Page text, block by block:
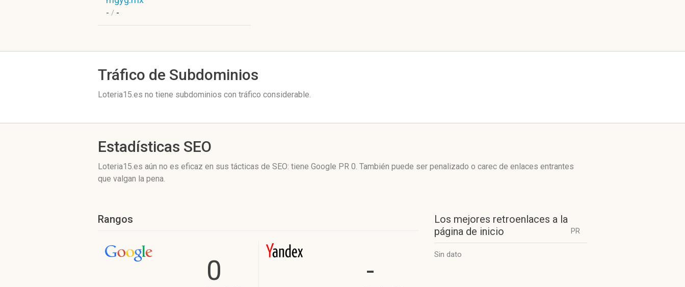
- / -
Tráfico de Subdominios
Loteria15.es no tiene subdominios con tráfico considerable.
Estadísticas SEO
Loteria15.es aún no es eficaz en sus tácticas de SEO: tiene Google PR 0. También puede ser penalizado o carec de enlaces entrantes
que valgan la pena.
Rangos
0 -
Los mejores retroenlaces a la
página de inicio
PR
Sin dato